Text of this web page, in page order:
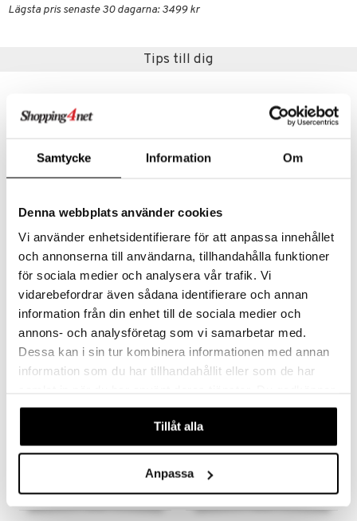
Samtycke Information Om
Denna webbplats använder cookies
Vi använder enhetsidentifierare för att anpassa innehållet
och annonserna till användarna, tillhandahålla funktioner
för sociala medier och analysera vår trafik. Vi
vidarebefordrar även sådana identifierare och annan
information från din enhet till de sociala medier och
annons- och analysföretag som vi samarbetar med.
Dessa kan i sin tur kombinera informationen med annan
information som du har tillhandahållit eller som de har
våra cookies vid fortsatt användande av vår webbplats.
Tillåt alla
Anpassa
Lägsta pris senaste 30 dagarna: 3499 kr
Tips till dig
Miyabi 5000MCD Brödkniv
MIYABI
3779 kr
Finns i flera varianter
Miyabi 5000MCD Gyutoh Kockkniv
MIYABI
2995
& Örngott